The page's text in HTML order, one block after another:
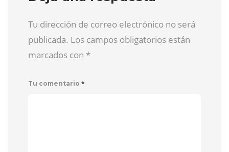
Tu dirección de correo electrónico no será
publicada. Los campos obligatorios están
marcados con *
Tu comentario *